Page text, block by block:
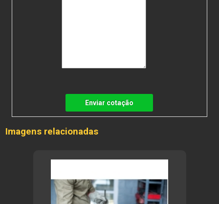
Enviar cotação
Imagens relacionadas